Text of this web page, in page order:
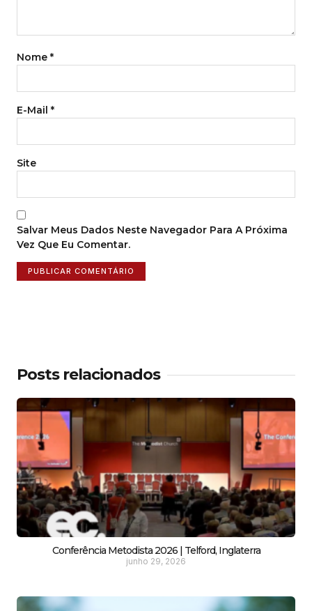
Nome *
E-Mail *
Site
Salvar Meus Dados Neste Navegador Para A Próxima
Vez Que Eu Comentar.
Posts relacionados
Conferência Metodista 2026 | Telford, Inglaterra
junho 29, 2026